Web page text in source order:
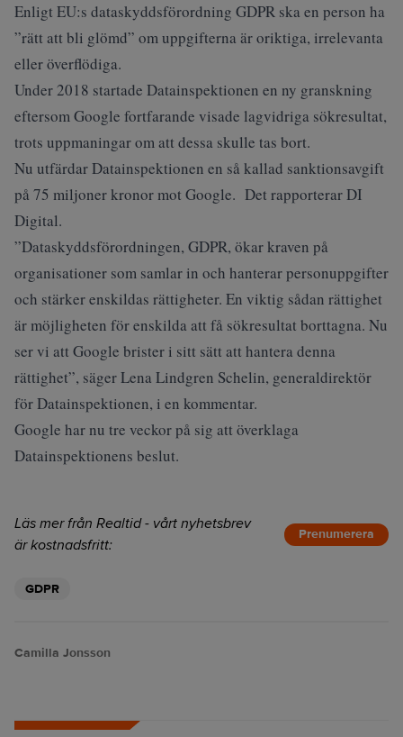
Enligt EU:s dataskyddsförordning GDPR ska en person ha
”rätt att bli glömd” om uppgifterna är oriktiga, irrelevanta
eller överflödiga.
Under 2018 startade Datainspektionen en ny granskning
eftersom Google fortfarande visade lagvidriga sökresultat,
trots uppmaningar om att dessa skulle tas bort.
Nu utfärdar Datainspektionen en så kallad sanktionsavgift
på 75 miljoner kronor mot Google. Det rapporterar DI
Digital.
”Dataskyddsförordningen, GDPR, ökar kraven på
organisationer som samlar in och hanterar personuppgifter
och stärker enskildas rättigheter. En viktig sådan rättighet
är möjligheten för enskilda att få sökresultat borttagna. Nu
ser vi att Google brister i sitt sätt att hantera denna
rättighet”, säger Lena Lindgren Schelin, generaldirektör
för Datainspektionen, i en kommentar.
Google har nu tre veckor på sig att överklaga
Datainspektionens beslut.
Läs mer från Realtid - vårt nyhetsbrev
är kostnadsfritt:
Prenumerera
GDPR
Camilla Jonsson